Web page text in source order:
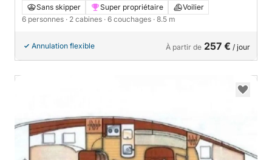
Sans skipper Super propriétaire
Voilier
6 personnes · 2 cabines · 6 couchages · 8.5 m
Annulation flexible À partir de 257 € / jour